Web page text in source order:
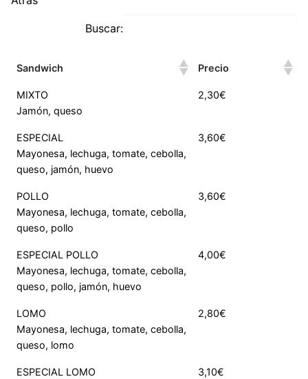
Buscar:
Sandwich Precio
MIXTO
Jamón, queso
2,30€
ESPECIAL
Mayonesa, lechuga, tomate, cebolla,
queso, jamón, huevo
3,60€
POLLO
Mayonesa, lechuga, tomate, cebolla,
queso, pollo
3,60€
ESPECIAL POLLO
Mayonesa, lechuga, tomate, cebolla,
queso, pollo, jamón, huevo
4,00€
LOMO
Mayonesa, lechuga, tomate, cebolla,
queso, lomo
2,80€
ESPECIAL LOMO
3,10€